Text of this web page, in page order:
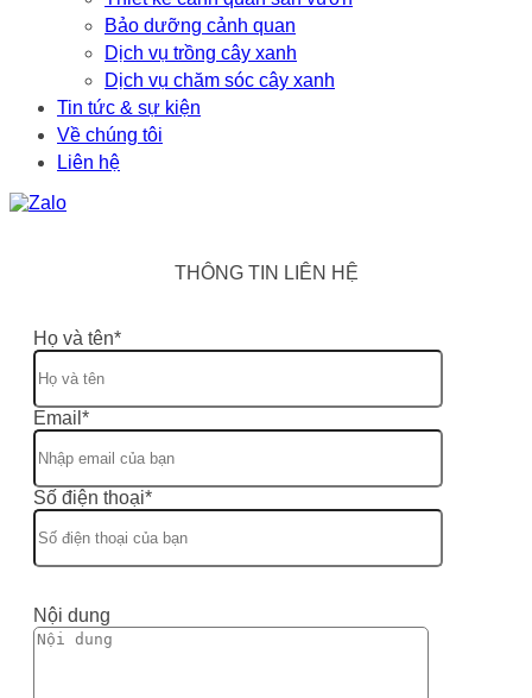
Bảo dưỡng cảnh quan
Dịch vụ trồng cây xanh
Dịch vụ chăm sóc cây xanh
Tin tức & sự kiện
Về chúng tôi
Liên hệ
THÔNG TIN LIÊN HỆ
Họ và tên*
Email*
Số điện thoại*
Nội dung